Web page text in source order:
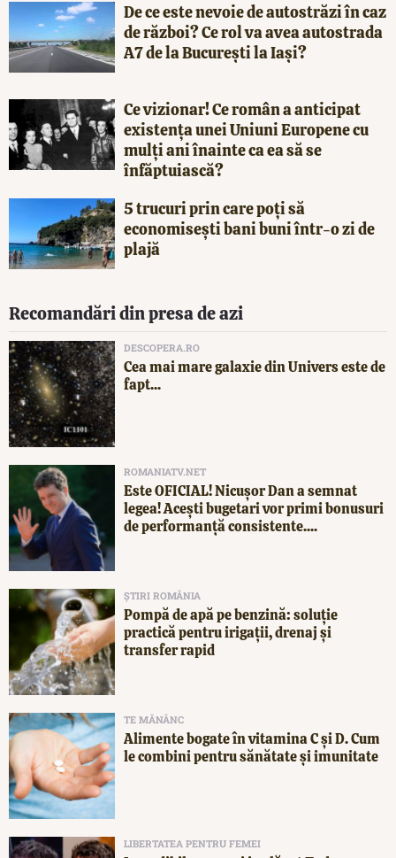
De ce este nevoie de autostrăzi în caz
de război? Ce rol va avea autostrada
A7 de la București la Iași?
Ce vizionar! Ce român a anticipat
existența unei Uniuni Europene cu
mulți ani înainte ca ea să se
înfăptuiască?
5 trucuri prin care poți să
economisești bani buni într-o zi de
plajă
Recomandări din presa de azi
DESCOPERA.RO
Cea mai mare galaxie din Univers este de
fapt...
ROMANIATV.NET
Este OFICIAL! Nicușor Dan a semnat
legea! Acești bugetari vor primi bonusuri
de performanță consistente....
ȘTIRI ROMÂNIA
Pompă de apă pe benzină: soluție
practică pentru irigații, drenaj și
transfer rapid
TE MĂNÂNC
Alimente bogate în vitamina C și D. Cum
le combini pentru sănătate și imunitate
LIBERTATEA PENTRU FEMEI